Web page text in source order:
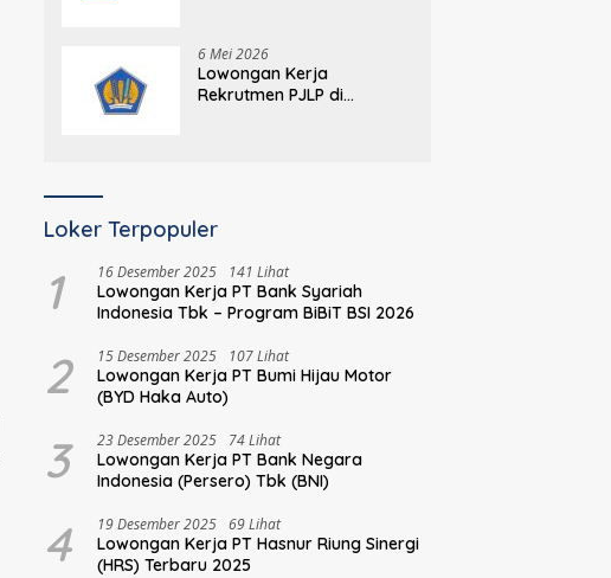
6 Mei 2026
Lowongan Kerja
Rekrutmen PJLP di
Loker Terpopuler
1 16 Desember 2025 141 Lihat
Lowongan Kerja PT Bank Syariah
Indonesia Tbk – Program BiBiT BSI 2026
2 15 Desember 2025 107 Lihat
Lowongan Kerja PT Bumi Hijau Motor
(BYD Haka Auto)
3 23 Desember 2025 74 Lihat
Lowongan Kerja PT Bank Negara
Indonesia (Persero) Tbk (BNI)
4 19 Desember 2025 69 Lihat
Lowongan Kerja PT Hasnur Riung Sinergi
(HRS) Terbaru 2025